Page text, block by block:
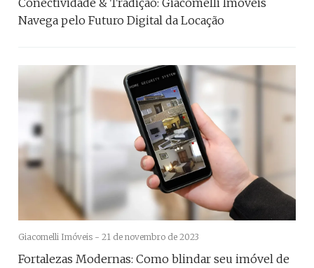
Navega pelo Futuro Digital da Locação
Giacomelli Imóveis - 21 de novembro de 2023
Fortalezas Modernas: Como blindar seu imóvel de